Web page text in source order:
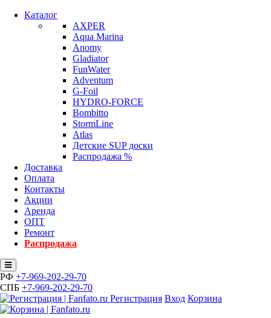
Каталог
AXPER
Aqua Marina
Anomy
Gladiator
FunWater
Adventum
G-Foil
HYDRO-FORCE
Bombitto
StormLine
Atlas
Детские SUP доски
Распродажа %
Доставка
Оплата
Контакты
Акции
Аренда
ОПТ
Ремонт
Распродажа
РФ +7-969-202-29-70
СПБ +7-969-202-29-70
Регистрация Вход Корзина